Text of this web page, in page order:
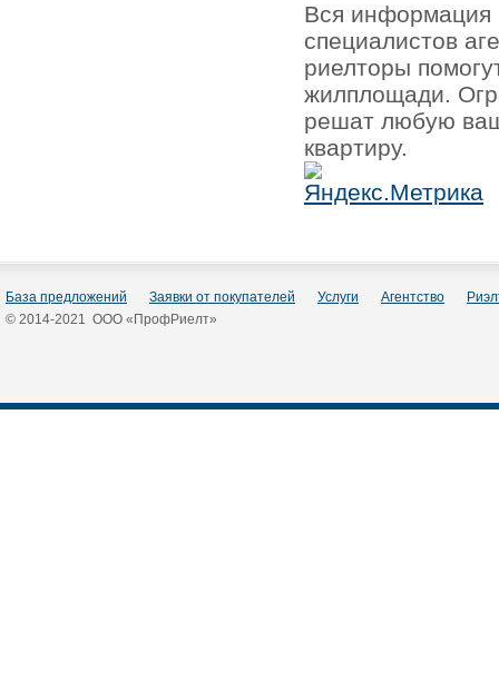
Вся информация
специалистов
риелторы
жилплощади.
решат любую
квартиру.
База предложений Заявки от покупателей Услуги Агентство
© 2014-2021 ООО «ПрофРиелт»